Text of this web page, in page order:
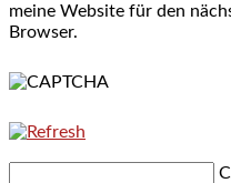
meine Website für den
Browser.